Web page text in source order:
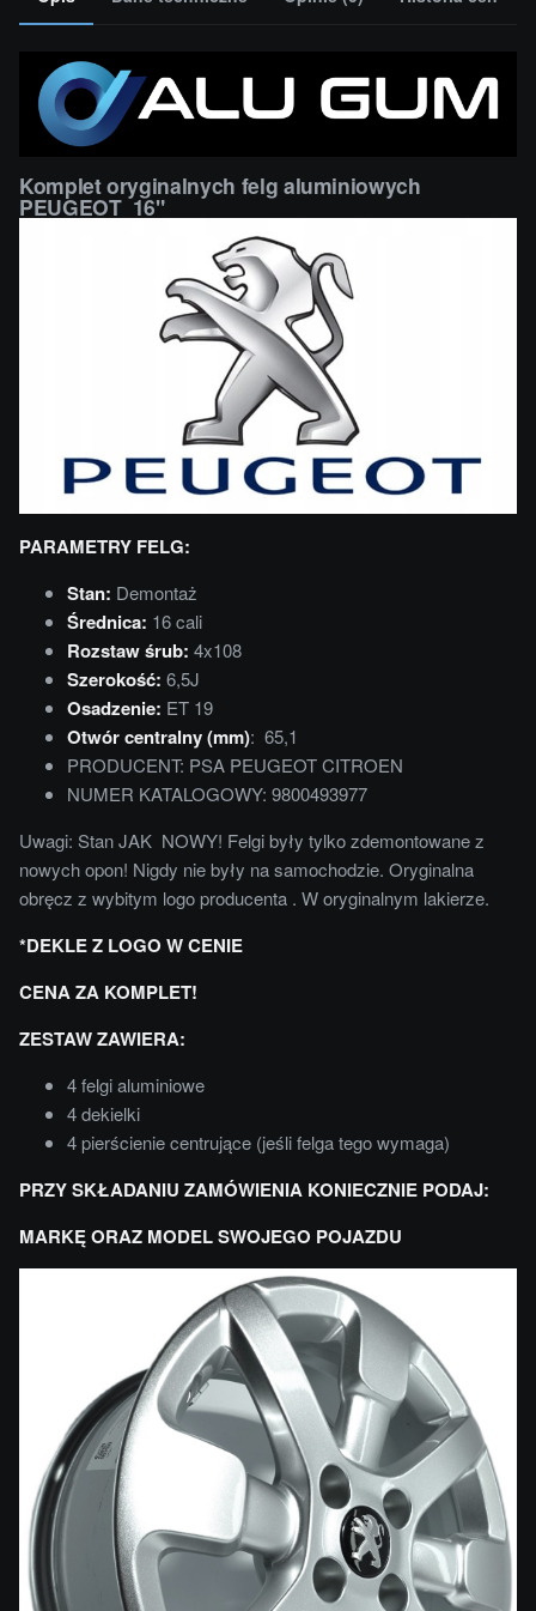
Komplet oryginalnych felg aluminiowych
PEUGEOT 16"
PARAMETRY FELG:
Stan: Demontaż
Średnica: 16 cali
Rozstaw śrub: 4x108
Szerokość: 6,5J
Osadzenie: ET 19
Otwór centralny (mm): 65,1
PRODUCENT: PSA PEUGEOT CITROEN
NUMER KATALOGOWY: 9800493977
Uwagi: Stan JAK NOWY! Felgi były tylko zdemontowane z
nowych opon! Nigdy nie były na samochodzie. Oryginalna
obręcz z wybitym logo producenta . W oryginalnym lakierze.
*DEKLE Z LOGO W CENIE
CENA ZA KOMPLET!
ZESTAW ZAWIERA:
4 felgi aluminiowe
4 dekielki
4 pierścienie centrujące (jeśli felga tego wymaga)
PRZY SKŁADANIU ZAMÓWIENIA KONIECZNIE PODAJ:
MARKĘ ORAZ MODEL SWOJEGO POJAZDU